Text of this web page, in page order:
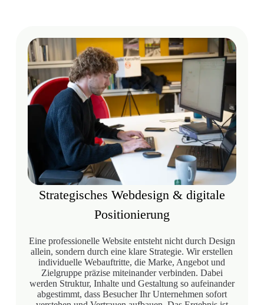
Strategisches Webdesign & digitale
Positionierung
Eine professionelle Website entsteht nicht durch Design
allein, sondern durch eine klare Strategie. Wir erstellen
individuelle Webauftritte, die Marke, Angebot und
Zielgruppe präzise miteinander verbinden. Dabei
werden Struktur, Inhalte und Gestaltung so aufeinander
abgestimmt, dass Besucher Ihr Unternehmen sofort